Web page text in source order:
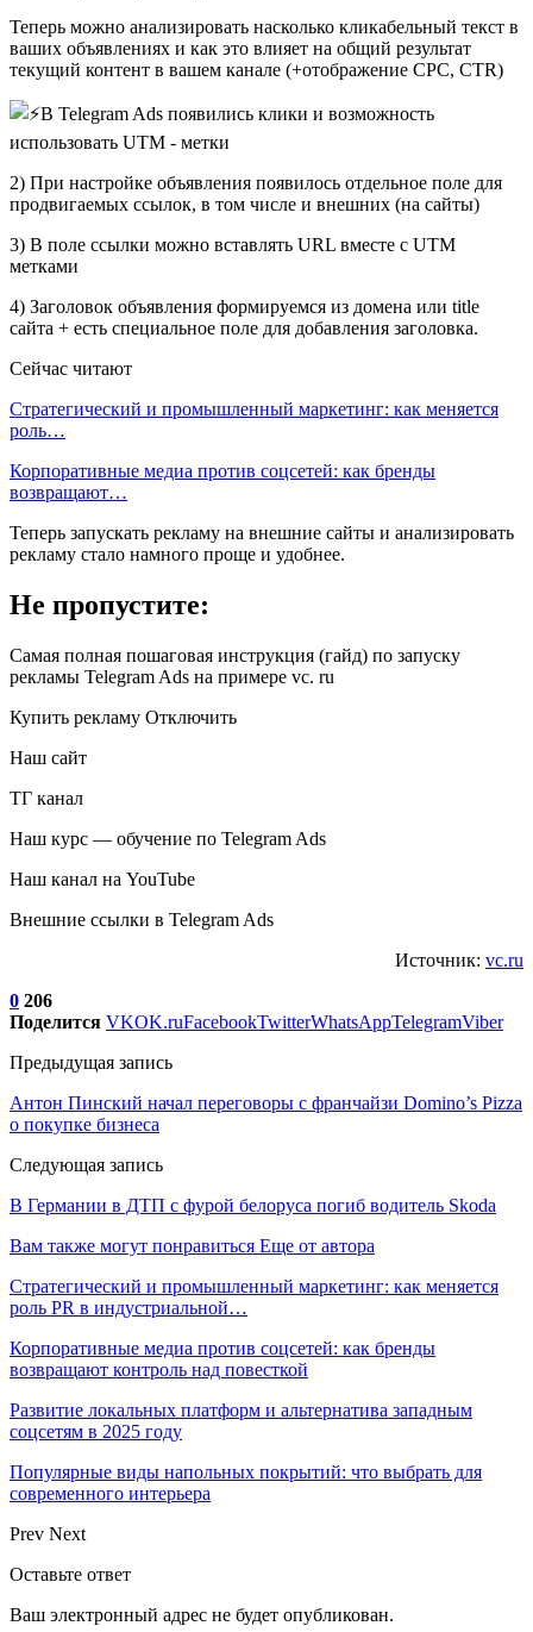
Теперь можно анализировать насколько кликабельный текст в
ваших объявлениях и как это влияет на общий результат
текущий контент в вашем канале (+отображение CPC, CTR)
2) При настройке объявления появилось отдельное поле для
продвигаемых ссылок, в том числе и внешних (на сайты)
3) В поле ссылки можно вставлять URL вместе с UTM
метками
4) Заголовок объявления формируемся из домена или title
сайта + есть специальное поле для добавления заголовка.
Сейчас читают
Стратегический и промышленный маркетинг: как меняется
роль…
Корпоративные медиа против соцсетей: как бренды
возвращают…
Теперь запускать рекламу на внешние сайты и анализировать
рекламу стало намного проще и удобнее.
Не пропустите:
Самая полная пошаговая инструкция (гайд) по запуску
рекламы Telegram Ads на примере vc. ru
Купить рекламу Отключить
Наш сайт
ТГ канал
Наш курс — обучение по Telegram Ads
Наш канал на YouTube
Внешние ссылки в Telegram Ads
Источник: vc.ru
0 206
Поделится VKOK.ruFacebookTwitterWhatsAppTelegramViber
Предыдущая запись
Антон Пинский начал переговоры с франчайзи Domino’s Pizza
о покупке бизнеса
Следующая запись
В Германии в ДТП с фурой белоруса погиб водитель Skoda
Вам также могут понравиться Еще от автора
Стратегический и промышленный маркетинг: как меняется
роль PR в индустриальной…
Корпоративные медиа против соцсетей: как бренды
возвращают контроль над повесткой
Развитие локальных платформ и альтернатива западным
соцсетям в 2025 году
Популярные виды напольных покрытий: что выбрать для
современного интерьера
Prev Next
Оставьте ответ
Ваш электронный адрес не будет опубликован.